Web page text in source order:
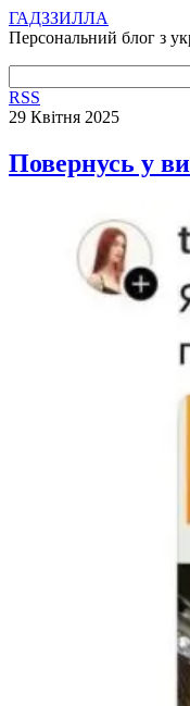
ГАДЗЗИЛЛА
Персональний блог з
RSS
29 Квітня 2025
Повернусь у